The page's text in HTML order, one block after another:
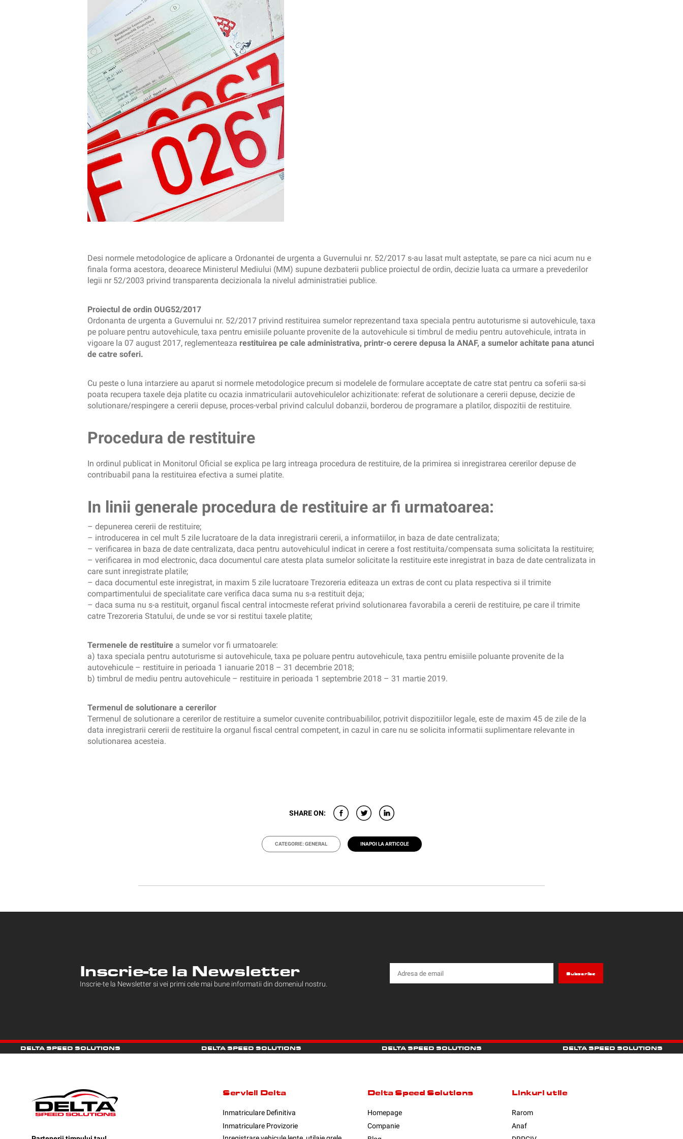
Desi normele metodologice de aplicare a Ordonantei de urgenta a Guvernului nr. 52/2017 s-au lasat mult asteptate, se pare ca nici acum nu e
finala forma acestora, deoarece Ministerul Mediului (MM) supune dezbaterii publice proiectul de ordin, decizie luata ca urmare a prevederilor
legii nr 52/2003 privind transparenta decizionala la nivelul administratiei publice.
Proiectul de ordin OUG52/2017
Ordonanta de urgenta a Guvernului nr. 52/2017 privind restituirea sumelor reprezentand taxa speciala pentru autoturisme si autovehicule, taxa
pe poluare pentru autovehicule, taxa pentru emisiile poluante provenite de la autovehicule si timbrul de mediu pentru autovehicule, intrata in
vigoare la 07 august 2017, reglementeaza restituirea pe cale administrativa, printr-o cerere depusa la ANAF, a sumelor achitate pana atunci
de catre soferi.
Cu peste o luna intarziere au aparut si normele metodologice precum si modelele de formulare acceptate de catre stat pentru ca soferii sa-si
poata recupera taxele deja platite cu ocazia inmatricularii autovehiculelor achizitionate: referat de solutionare a cererii depuse, decizie de
solutionare/respingere a cererii depuse, proces-verbal privind calculul dobanzii, borderou de programare a platilor, dispozitii de restituire.
Procedura de restituire
In ordinul publicat in Monitorul Oficial se explica pe larg intreaga procedura de restituire, de la primirea si inregistrarea cererilor depuse de
contribuabil pana la restituirea efectiva a sumei platite.
In linii generale procedura de restituire ar fi urmatoarea:
– depunerea cererii de restituire;
– introducerea in cel mult 5 zile lucratoare de la data inregistrarii cererii, a informatiilor, in baza de date centralizata;
– verificarea in baza de date centralizata, daca pentru autovehiculul indicat in cerere a fost restituita/compensata suma solicitata la restituire;
– verificarea in mod electronic, daca documentul care atesta plata sumelor solicitate la restituire este inregistrat in baza de date centralizata in
care sunt inregistrate platile;
– daca documentul este inregistrat, in maxim 5 zile lucratoare Trezoreria editeaza un extras de cont cu plata respectiva si il trimite
compartimentului de specialitate care verifica daca suma nu s-a restituit deja;
– daca suma nu s-a restituit, organul fiscal central intocmeste referat privind solutionarea favorabila a cererii de restituire, pe care il trimite
catre Trezoreria Statului, de unde se vor si restitui taxele platite;
Termenele de restituire a sumelor vor fi urmatoarele:
a) taxa speciala pentru autoturisme si autovehicule, taxa pe poluare pentru autovehicule, taxa pentru emisiile poluante provenite de la
autovehicule – restituire in perioada 1 ianuarie 2018 – 31 decembrie 2018;
b) timbrul de mediu pentru autovehicule – restituire in perioada 1 septembrie 2018 – 31 martie 2019.
Termenul de solutionare a cererilor
Termenul de solutionare a cererilor de restituire a sumelor cuvenite contribuabililor, potrivit dispozitiilor legale, este de maxim 45 de zile de la
data inregistrarii cererii de restituire la organul fiscal central competent, in cazul in care nu se solicita informatii suplimentare relevante in
solutionarea acesteia.
SHARE ON:
CATEGORIE: GENERAL INAPOI LA ARTICOLE
Inscrie-te la Newsletter
Inscrie-te la Newsletter si vei primi cele mai bune informatii din domeniul nostru.
DELTA SPEED SOLUTIONS DELTA SPEED SOLUTIONS DELTA SPEED SOLUTIONS DELTA SPEED SOLUTIONS
Servicii Delta
Inmatriculare Definitiva
Inmatriculare Provizorie
Delta Speed Solutions
Homepage
Companie
Linkuri utile
Rarom
Anaf